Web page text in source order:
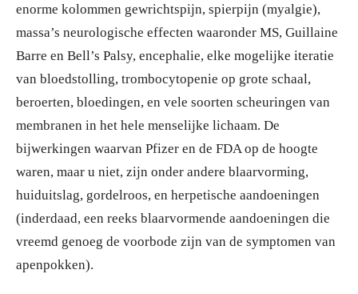
enorme kolommen gewrichtspijn, spierpijn (myalgie),
massa’s neurologische effecten waaronder MS, Guillaine
Barre en Bell’s Palsy, encephalie, elke mogelijke iteratie
van bloedstolling, trombocytopenie op grote schaal,
beroerten, bloedingen, en vele soorten scheuringen van
membranen in het hele menselijke lichaam. De
bijwerkingen waarvan Pfizer en de FDA op de hoogte
waren, maar u niet, zijn onder andere blaarvorming,
huiduitslag, gordelroos, en herpetische aandoeningen
(inderdaad, een reeks blaarvormende aandoeningen die
vreemd genoeg de voorbode zijn van de symptomen van
apenpokken).